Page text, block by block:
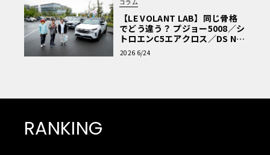
コラム
【LE VOLANT LAB】同じ骨格
でどう違う？ プジョー5008／シ
トロエンC5エアクロス／DS Nº4
読者一気乗りレポート
2026 6/24
RANKING